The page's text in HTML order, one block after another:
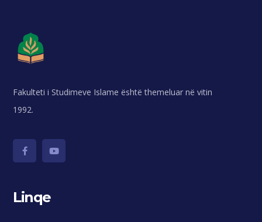
Fakulteti i Studimeve Islame është themeluar në vitin
1992.
Linqe